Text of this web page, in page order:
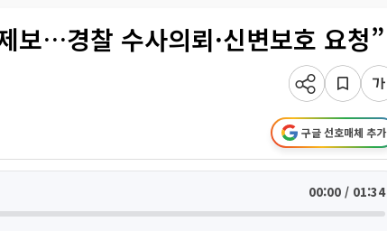
보…경찰 수사의뢰·신변보호 요청”
구글 선호매체 추가
00:00 / 01:34